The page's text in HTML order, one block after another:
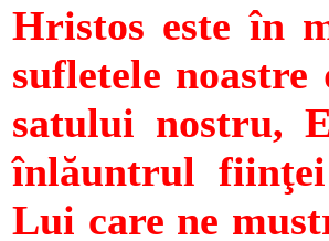
Hristos este în
sufletele
satului nostru,
înlăuntrul fiinţei
Lui care ne